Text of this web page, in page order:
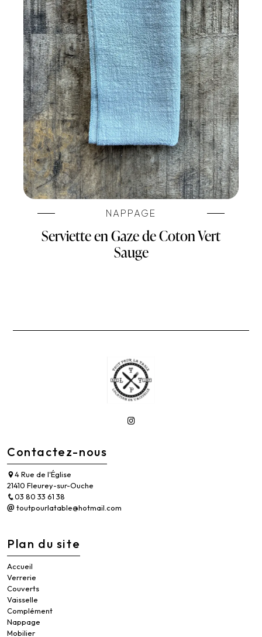
NAPPAGE
Serviette en Gaze de Coton Vert
Sauge
Contactez-nous
4 Rue de l'Église
21410 Fleurey-sur-Ouche
03 80 33 61 38
toutpourlatable@hotmail.com
Plan du site
Accueil
Verrerie
Couverts
Vaisselle
Complément
Nappage
Mobilier